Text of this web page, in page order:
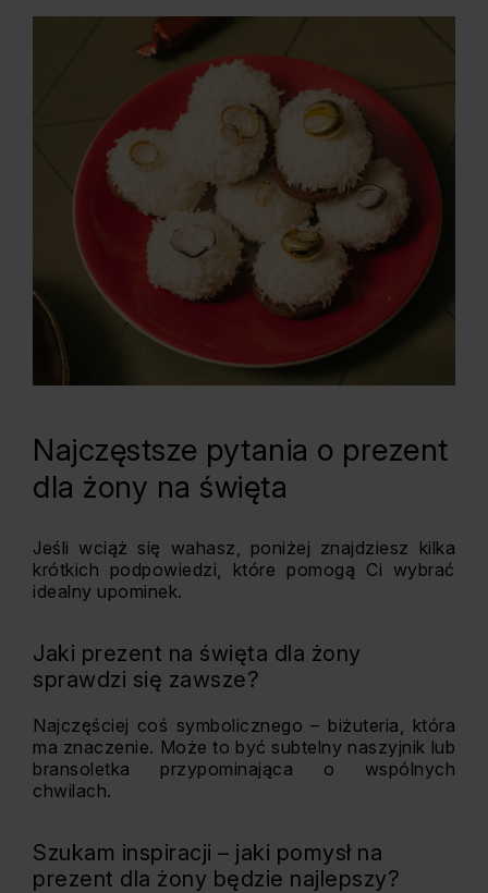
Najczęstsze pytania o prezent
dla żony na święta
Jeśli wciąż się wahasz, poniżej znajdziesz kilka
krótkich podpowiedzi, które pomogą Ci wybrać
idealny upominek.
Jaki prezent na święta dla żony
sprawdzi się zawsze?
Najczęściej coś symbolicznego – biżuteria, która
ma znaczenie. Może to być subtelny naszyjnik lub
bransoletka przypominająca o wspólnych
chwilach.
Szukam inspiracji – jaki pomysł na
prezent dla żony będzie najlepszy?